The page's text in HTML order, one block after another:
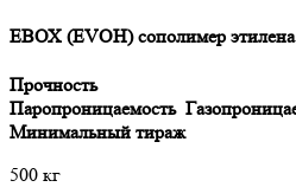
ЕВОХ (EVOH) сополимер этилена
Прочность
Паропроницаемость
Минимальный тираж
500 кг